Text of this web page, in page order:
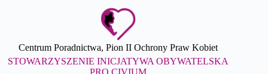
Centrum Poradnictwa, Pion II Ochrony Praw Kobiet
STOWARZYSZENIE INICJATYWA OBYWATELSKA
PRO CIVIUM